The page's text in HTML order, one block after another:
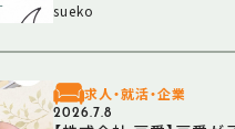
sueko
求人・就活・企業
2026.7.8